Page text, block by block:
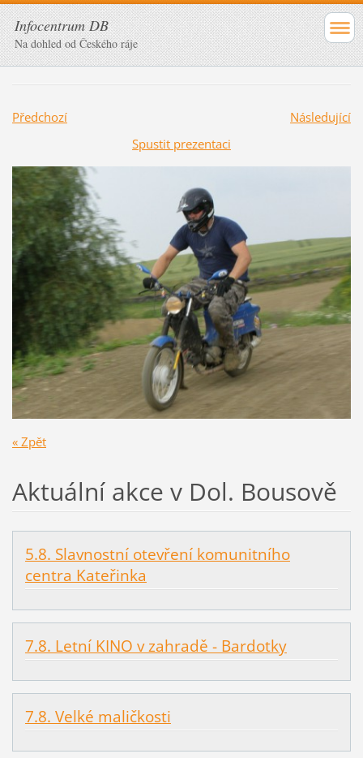
Infocentrum DB
Na dohled od Českého ráje
Předchozí
Následující
Spustit prezentaci
« Zpět
Aktuální akce v Dol. Bousově
5.8. Slavnostní otevření komunitního
centra Kateřinka
7.8. Letní KINO v zahradě - Bardotky
7.8. Velké maličkosti